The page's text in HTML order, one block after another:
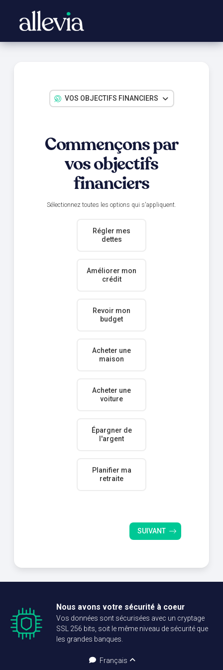
VOS OBJECTIFS FINANCIERS
Commençons par
vos objectifs
financiers
Sélectionnez toutes les options qui s'appliquent.
Régler mes
dettes
Améliorer mon
crédit
Revoir mon
budget
Acheter une
maison
Acheter une
voiture
Épargner de
l'argent
Planifier ma
retraite
SUIVANT
Nous avons votre sécurité à coeur
Vos données sont sécurisées avec un cryptage
SSL 256 bits, soit le même niveau de sécurité que
les grandes banques.
Français